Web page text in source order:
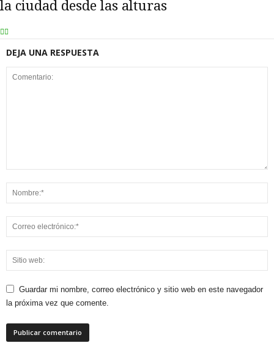
la ciudad desde las alturas
DEJA UNA RESPUESTA
Guardar mi nombre, correo electrónico y sitio web en este navegador
la próxima vez que comente.